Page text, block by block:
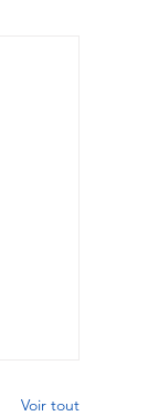
Voir tout